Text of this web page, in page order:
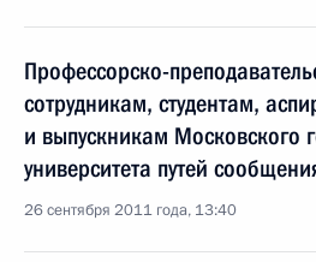
Профессорско-
сотрудникам, студентам,
и выпускникам Московского
университета путей
26 сентября 2011 года, 13:40